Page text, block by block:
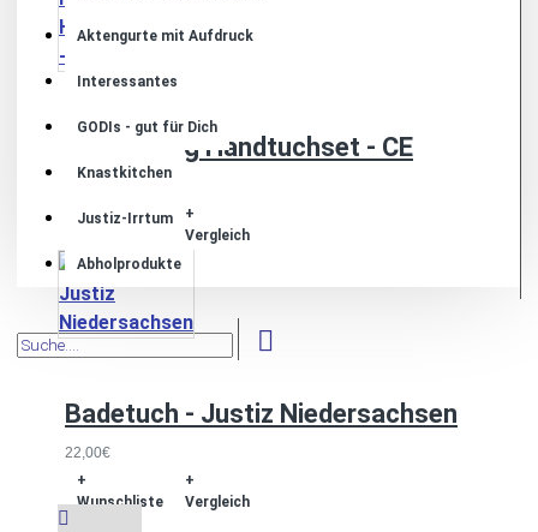
Aktengurte mit Aufdruck
Interessantes
GODIs - gut für Dich
Knastkitchen
Justiz-Irrtum
Abholprodukte
Neuzugang Handtuchset - CE
+
+
Vergleich
Badetuch - Justiz Niedersachsen
22,00€
+
Wunschliste
+
Vergleich